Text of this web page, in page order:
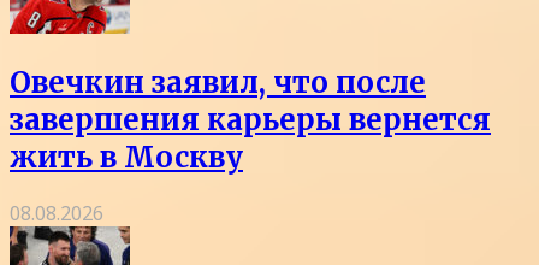
Овечкин заявил, что после
завершения карьеры вернется
жить в Москву
08.08.2026